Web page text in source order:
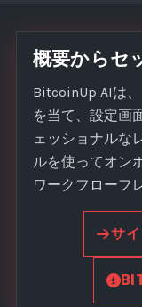
概要からセ
BitcoinUp AIは
を当て、設定画
ェッショナルな
ルを使ってオン
ワークフローフ
サ